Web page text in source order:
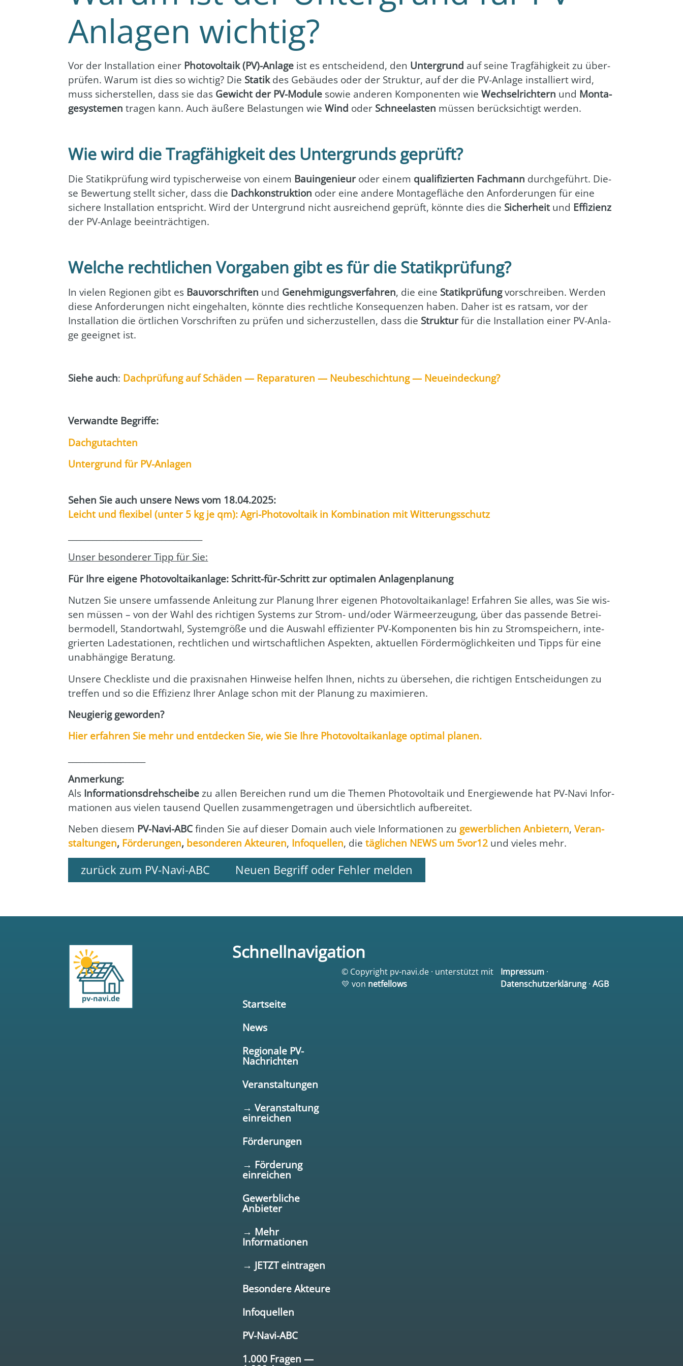
Anlagen wichtig?
Vor der Instal­la­ti­on einer Pho­to­vol­ta­ik (PV)-Anlage ist es ent­schei­dend, den Unter­grund auf sei­ne Trag­fä­hig­keit zu über­
prü­fen. War­um ist dies so wich­tig? Die Sta­tikdes Gebäu­des oder der Struk­tur, auf der die PV-Anla­ge instal­liert wird,
muss sicher­stel­len, dass sie das Gewicht der PV-Modu­le sowie ande­ren Kom­po­nen­ten wieWech­sel­rich­tern und Mon­ta­
ge­sys­te­men tra­gen kann. Auch äuße­re Belas­tun­gen wieWind oder Schnee­las­ten müs­sen berück­sich­tigt wer­den.
Wie wird die Tragfähigkeit des Untergrunds geprüft?
Die Sta­tik­prü­fung wird typi­scher­wei­se von einem Bau­in­ge­nieuroder einem qua­li­fi­zier­ten Fach­mann durch­ge­führt. Die­
se Bewer­tung stellt sicher, dass die Dach­kon­struk­ti­on oder eine ande­re Mon­ta­ge­flä­che den Anfor­de­run­gen für eine
siche­re Instal­la­ti­on ent­spricht. Wird der Unter­grund nicht aus­rei­chend geprüft, könn­te dies die Sicher­heitund Effi­zi­enz
der PV-Anla­ge beein­träch­ti­gen.
Welche rechtlichen Vorgaben gibt es für die Statikprüfung?
In vie­len Regio­nen gibt es Bau­vor­schrif­ten und Geneh­mi­gungs­ver­fah­ren, die eine Sta­tik­prü­fungvor­schrei­ben. Wer­den
die­se Anfor­de­run­gen nicht ein­ge­hal­ten, könn­te dies recht­li­che Kon­se­quen­zen haben. Daher ist es rat­sam, vor der
Instal­la­ti­on die ört­li­chen Vor­schrif­ten zu prü­fen und sicher­zu­stel­len, dass die Struk­turfür die Instal­la­ti­on einer PV-Anla­
ge geeig­net ist.
Sie­he auch: Dach­prü­fung auf Schä­den — Repa­ra­tu­ren — Neu­be­schich­tung — Neu­ein­de­ckung?
Ver­wand­te Begrif­fe:
Dach­gut­ach­ten
Unter­grund für PV-Anla­gen
Sehen Sie auch unse­re News vom 18.04.2025:
Leicht und fle­xi­bel (unter 5 kg je qm): Agri-Pho­to­vol­ta­ik in Kom­bi­na­ti­on mit Wit­te­rungs­schutz
Unser beson­de­rer Tipp für Sie:
Für Ihre eige­ne Pho­to­vol­ta­ik­an­la­ge: Schritt-für-Schritt zur opti­ma­len Anla­gen­pla­nung
Nut­zen Sie unse­re umfas­sen­de Anlei­tung zur Pla­nung Ihrer eige­nen Pho­to­vol­ta­ik­an­la­ge! Erfah­ren Sie alles, was Sie wis­
sen müs­sen – von der Wahl des rich­ti­gen Sys­tems zur Strom- und/oder Wär­me­er­zeu­gung, über das pas­sen­de Betrei­
ber­mo­dell, Stand­ort­wahl, Sys­tem­grö­ße und die Aus­wahl effi­zi­en­ter PV-Kom­po­nen­ten bis hin zu Strom­spei­chern, inte­
grier­ten Lade­sta­tio­nen, recht­li­chen und wirt­schaft­li­chen Aspek­ten, aktu­el­len För­der­mög­lich­kei­ten und Tipps für eine
unab­hän­gi­ge Bera­tung.
Unse­re Check­lis­te und die pra­xis­na­hen Hin­wei­se hel­fen Ihnen, nichts zu über­se­hen, die rich­ti­gen Ent­schei­dun­gen zu
tref­fen und so die Effi­zi­enz Ihrer Anla­ge schon mit der Pla­nung zu maxi­mie­ren.
Neu­gie­rig gewor­den?
Hier erfah­ren Sie mehr und ent­de­cken Sie, wie Sie Ihre Pho­to­vol­ta­ik­an­la­ge opti­mal pla­nen.
Anmer­kung:
Als Infor­ma­ti­ons­dreh­schei­bezu allen Berei­chen rund um die The­men Pho­to­vol­ta­ik und Ener­gie­wen­de hat PV-Navi Infor­
ma­tio­nen aus vie­len tau­send Quel­len zusam­men­ge­tra­gen und über­sicht­lich auf­be­rei­tet.
Neben die­sem PV-Navi-ABCfin­den Sie auf die­ser Domain auch vie­le Infor­ma­tio­nen zugewerb­li­chen Anbie­tern,Ver­an­
stal­tun­gen, För­de­run­gen, beson­de­ren Akteu­ren, Info­quel­len, dietäg­li­chen NEWS um 5vor12 und vie­les mehr.
zurück zum PV-Navi-ABC Neuen Begriff oder Fehler melden
Schnellnavigation
Startseite
News
Regionale PV-
Nachrichten
Veranstaltungen
→ Veranstaltung
einreichen
Förderungen
→ Förderung
einreichen
Gewerbliche
Anbieter
→ Mehr
Informationen
→ JETZT eintragen
Besondere Akteure
Infoquellen
PV-Navi-ABC
1.000 Fragen —
© Copyright pv-navi.de · unterstützt mit
💛 von netfellows
Impressum·
Datenschutzerklärung· AGB